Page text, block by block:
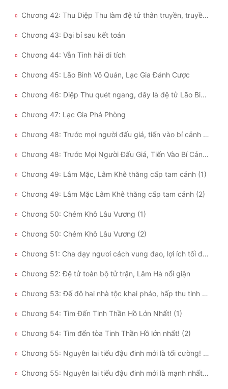
Chương 42: Thu Diệp Thu làm đệ tử thân truyền, truyền pháp (2)
Chương 43: Đại bỉ sau kết toán
Chương 44: Vẫn Tinh hải di tích
Chương 45: Lão Binh Võ Quán, Lạc Gia Đánh Cược
Chương 46: Diệp Thu quét ngang, đây là đệ tử Lão Binh võ quán ư?
Chương 47: Lạc Gia Phá Phòng
Chương 48: Trước mọi người đấu giá, tiến vào bí cảnh (1)
Chương 48: Trước Mọi Người Đấu Giá, Tiến Vào Bí Cảnh (2)
Chương 49: Lâm Mặc, Lâm Khê thăng cấp tam cảnh (1)
Chương 49: Lâm Mặc Lâm Khê thăng cấp tam cảnh (2)
Chương 50: Chém Khô Lâu Vương (1)
Chương 50: Chém Khô Lâu Vương (2)
Chương 51: Cha dạy ngươi cách vung đao, lợi ích tối đại hóa
Chương 52: Đệ tử toàn bộ tử trận, Lâm Hà nổi giận
Chương 53: Đế đô hai nhà tộc khai pháo, hấp thu tinh thần hồ
Chương 54: Tìm Đến Tinh Thần Hồ Lớn Nhất! (1)
Chương 54: Tìm đến tòa Tinh Thần Hồ lớn nhất! (2)
Chương 55: Nguyên lai tiểu đậu đinh mới là tối cường! (1)
Chương 55: Nguyên lai tiểu đậu đinh mới là mạnh nhất! (2)